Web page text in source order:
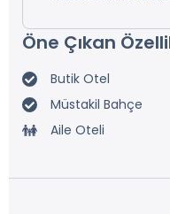
Öne Çıkan
Butik Otel
Müstakil Bahçe
Aile Oteli